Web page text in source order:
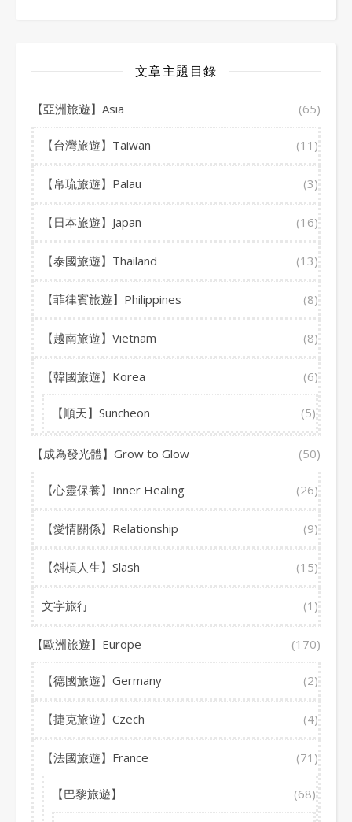
文章主題目錄
【亞洲旅遊】Asia (65)
【台灣旅遊】Taiwan (11)
【帛琉旅遊】Palau (3)
【日本旅遊】Japan (16)
【泰國旅遊】Thailand (13)
【菲律賓旅遊】Philippines (8)
【越南旅遊】Vietnam (8)
【韓國旅遊】Korea (6)
【順天】Suncheon (5)
【成為發光體】Grow to Glow (50)
【心靈保養】Inner Healing (26)
【愛情關係】Relationship (9)
【斜槓人生】Slash (15)
文字旅行 (1)
【歐洲旅遊】Europe (170)
【德國旅遊】Germany (2)
【捷克旅遊】Czech (4)
【法國旅遊】France (71)
【巴黎旅遊】 (68)